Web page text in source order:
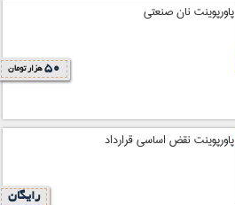
پاورپوینت نان صنعتی
50 هزار تومان
پاورپوینت نقض اساسی قرارداد
رایگان